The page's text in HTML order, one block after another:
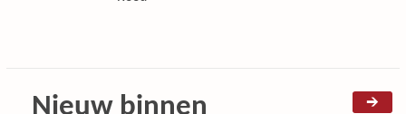
Nieuw binnen